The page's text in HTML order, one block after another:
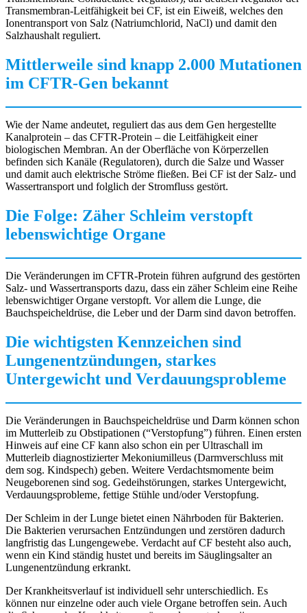
Transmembran-Leitfähigkeit bei CF, ist ein Eiweiß, welches den
Ionentransport von Salz (Natriumchlorid, NaCl) und damit den
Salzhaushalt reguliert.
Mittlerweile sind knapp 2.000 Mutationen
im CFTR-Gen bekannt
Wie der Name andeutet, reguliert das aus dem Gen hergestellte
Kanalprotein – das CFTR-Protein – die Leitfähigkeit einer
biologischen Membran. An der Oberfläche von Körperzellen
befinden sich Kanäle (Regulatoren), durch die Salze und Wasser
und damit auch elektrische Ströme fließen. Bei CF ist der Salz- und
Wassertransport und folglich der Stromfluss gestört.
Die Folge: Zäher Schleim verstopft
lebenswichtige Organe
Die Veränderungen im CFTR-Protein führen aufgrund des gestörten
Salz- und Wassertransports dazu, dass ein zäher Schleim eine Reihe
lebenswichtiger Organe verstopft. Vor allem die Lunge, die
Bauchspeicheldrüse, die Leber und der Darm sind davon betroffen.
Die wichtigsten Kennzeichen sind
Lungenentzündungen, starkes
Untergewicht und Verdauungsprobleme
Die Veränderungen in Bauchspeicheldrüse und Darm können schon
im Mutterleib zu Obstipationen (“Verstopfung”) führen. Einen ersten
Hinweis auf eine CF kann also schon ein per Ultraschall im
Mutterleib diagnostizierter Mekoniumilleus (Darmverschluss mit
dem sog. Kindspech) geben. Weitere Verdachtsmomente beim
Neugeborenen sind sog. Gedeihstörungen, starkes Untergewicht,
Verdauungsprobleme, fettige Stühle und/oder Verstopfung.
Der Schleim in der Lunge bietet einen Nährboden für Bakterien.
Die Bakterien verursachen Entzündungen und zerstören dadurch
langfristig das Lungengewebe. Verdacht auf CF besteht also auch,
wenn ein Kind ständig hustet und bereits im Säuglingsalter an
Lungenentzündung erkrankt.
Der Krankheitsverlauf ist individuell sehr unterschiedlich. Es
können nur einzelne oder auch viele Organe betroffen sein. Auch